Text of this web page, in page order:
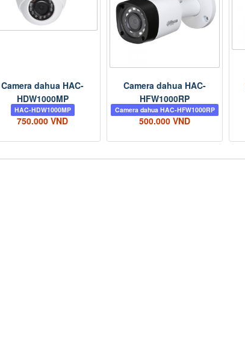
Camera dahua HAC-
HDW1000MP
HAC-HDW1000MP
750.000 VND
Camera dahua HAC-
HFW1000RP
Camera dahua HAC-HFW1000RP
500.000 VND